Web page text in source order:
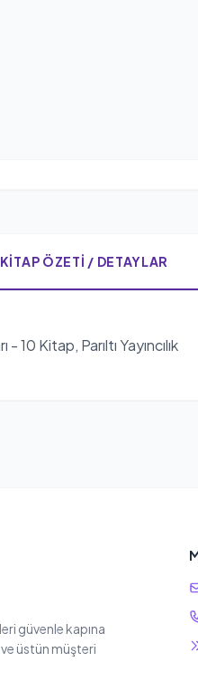
KITAP ÖZETI / DETAYLAR
10 Kitap, Parıltı Yayıncılık
güvenle kapına
üstün müşteri